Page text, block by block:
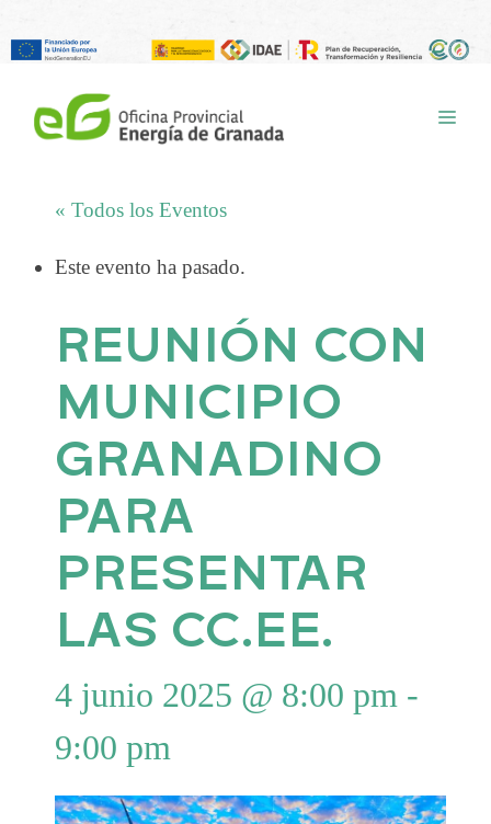
contenido
« Todos los Eventos
Este evento ha pasado.
REUNIÓN CON
MUNICIPIO
GRANADINO
PARA
PRESENTAR
LAS CC.EE.
4 junio 2025 @ 8:00 pm -
9:00 pm